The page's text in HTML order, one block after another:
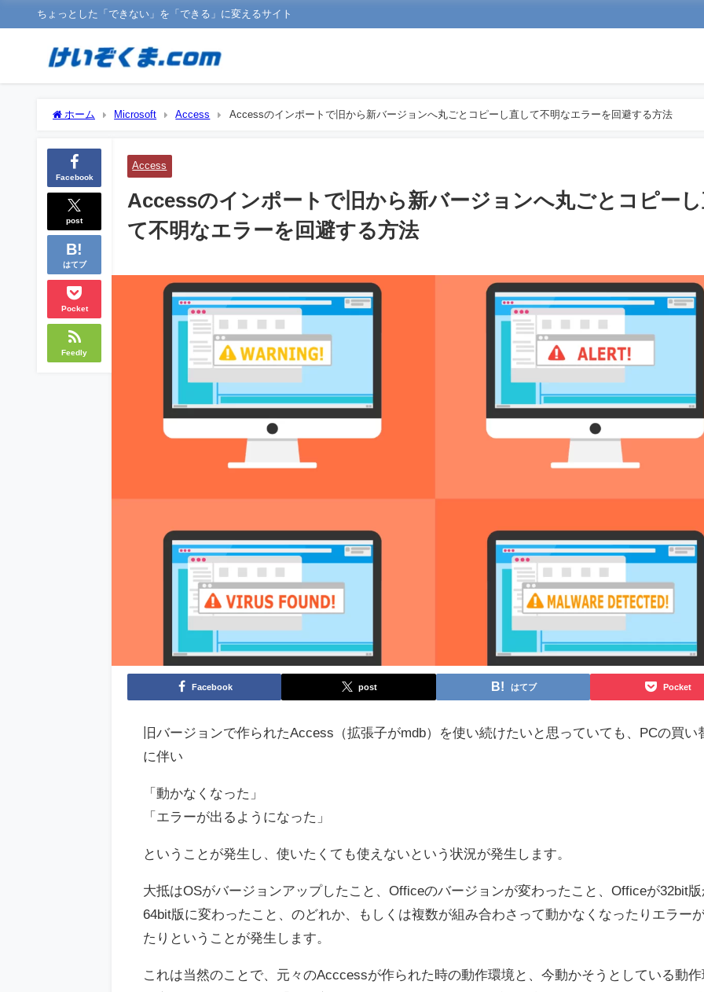
ちょっとした「できない」を「できる」に変えるサイト
ホーム Microsoft Access Accessのインポートで旧から新バージョンへ丸ごとコピーし直して不明なエラーを回避する方法
Facebook
post
はてブ
Pocket
Feedly
Access
Accessのインポートで旧から新バージョンへ丸ごとコピー
て不明なエラーを回避する方法
Facebook post はてブ Pocket
旧バージョンで作られたAccess（拡張子がmdb）を使い続けたいと思っていても、PCの買い
に伴い
「動かなくなった」
「エラーが出るようになった」
ということが発生し、使いたくても使えないという状況が発生します。
大抵はOSがバージョンアップしたこと、Officeのバージョンが変わったこと、Officeが32bit
64bit版に変わったこと、のどれか、もしくは複数が組み合わさって動かなくなったりエラー
たりということが発生します。
これは当然のことで、元々のAcccessが作られた時の動作環境と、今動かそうとしている動